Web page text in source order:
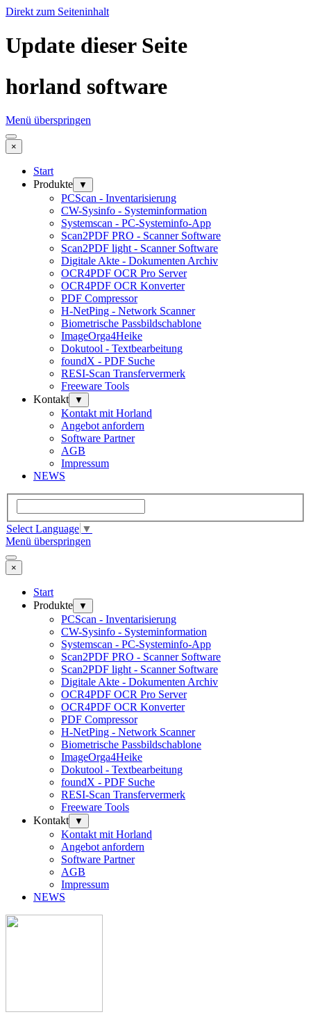
Direkt zum Seiteninhalt
Update dieser Seite
horland software
Menü überspringen
×
Start
Produkte
▼
PCScan - Inventarisierung
CW-Sysinfo - Systeminformation
Systemscan - PC-Systeminfo-App
Scan2PDF PRO - Scanner Software
Scan2PDF light - Scanner Software
Digitale Akte - Dokumenten Archiv
OCR4PDF OCR Pro Server
OCR4PDF OCR Konverter
PDF Compressor
H-NetPing - Network Scanner
Biometrische Passbildschablone
ImageOrga4Heike
Dokutool - Textbearbeitung
foundX - PDF Suche
RESI-Scan Transfervermerk
Freeware Tools
Kontakt
▼
Kontakt mit Horland
Angebot anfordern
Software Partner
AGB
Impressum
NEWS
Select Language ▼
Menü überspringen
×
Start
Produkte
▼
PCScan - Inventarisierung
CW-Sysinfo - Systeminformation
Systemscan - PC-Systeminfo-App
Scan2PDF PRO - Scanner Software
Scan2PDF light - Scanner Software
Digitale Akte - Dokumenten Archiv
OCR4PDF OCR Pro Server
OCR4PDF OCR Konverter
PDF Compressor
H-NetPing - Network Scanner
Biometrische Passbildschablone
ImageOrga4Heike
Dokutool - Textbearbeitung
foundX - PDF Suche
RESI-Scan Transfervermerk
Freeware Tools
Kontakt
▼
Kontakt mit Horland
Angebot anfordern
Software Partner
AGB
Impressum
NEWS